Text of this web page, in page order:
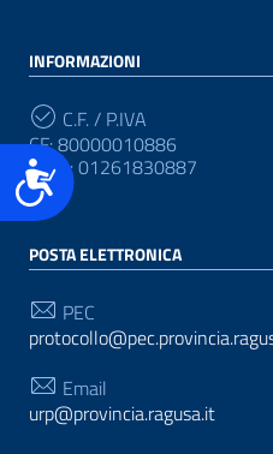
Accessibilità
INFORMAZIONI
C.F. / P.IVA
CF: 80000010886
P.IVA: 01261830887
POSTA ELETTRONICA
PEC
Email
urp@provincia.ragusa.it